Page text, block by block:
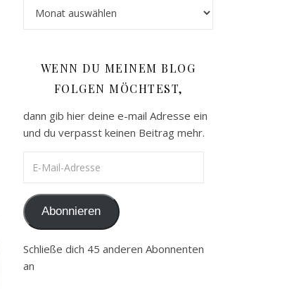
WENN DU MEINEM BLOG
FOLGEN MÖCHTEST,
dann gib hier deine e-mail Adresse ein
und du verpasst keinen Beitrag mehr.
Abonnieren
Schließe dich 45 anderen Abonnenten
an